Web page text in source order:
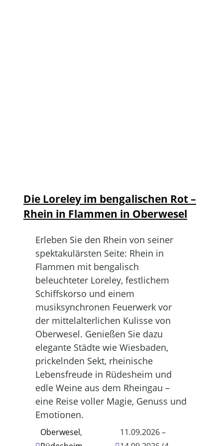
Die Loreley im bengalischen Rot –
Rhein in Flammen in Oberwesel
Erleben Sie den Rhein von seiner
spektakulärsten Seite: Rhein in
Flammen mit bengalisch
beleuchteter Loreley, festlichem
Schiffskorso und einem
musiksynchronen Feuerwerk vor
der mittelalterlichen Kulisse von
Oberwesel. Genießen Sie dazu
elegante Städte wie Wiesbaden,
prickelnden Sekt, rheinische
Lebensfreude in Rüdesheim und
edle Weine aus dem Rheingau –
eine Reise voller Magie, Genuss und
Emotionen.
Oberwesel,
11.09.2026 –